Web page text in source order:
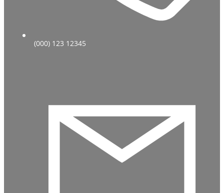
(000) 123 12345